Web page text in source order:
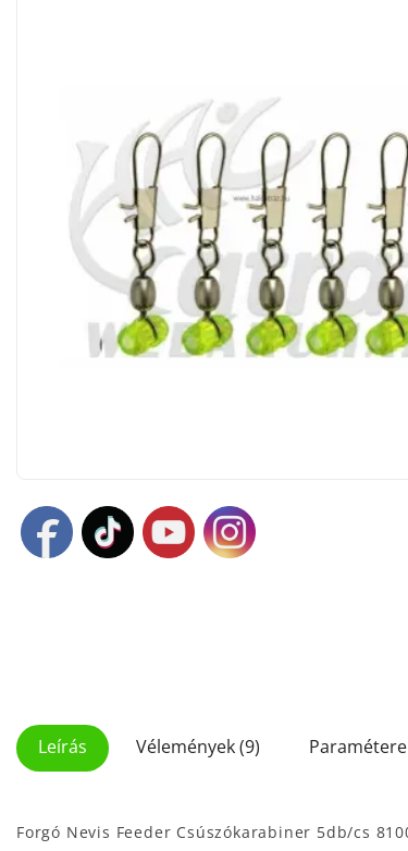
Leírás Vélemények (9)
Forgó Nevis Feeder Csúszókarabiner 5db/cs